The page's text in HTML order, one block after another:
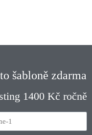
šabloně zdarma
1400 Kč ročně